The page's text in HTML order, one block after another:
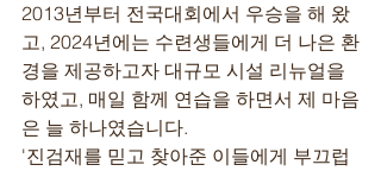
2013년부터 전국대회에서 우승을 해 왔
고, 2024년에는 수련생들에게 더 나은 환
경을 제공하고자 대규모 시설 리뉴얼을
하였고, 매일 함께 연습을 하면서 제 마음
은 늘 하나였습니다.
'진검재를 믿고 찾아준 이들에게 부끄럽